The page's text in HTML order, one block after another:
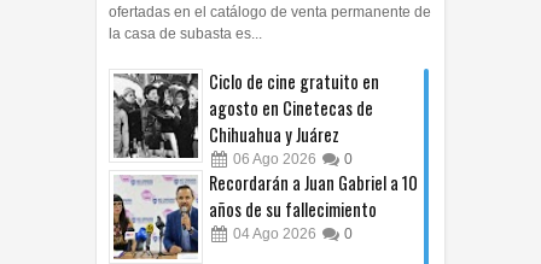
ofertadas en el catálogo de venta permanente de
la casa de subasta es...
Ciclo de cine gratuito en
agosto en Cinetecas de
Chihuahua y Juárez
06 Ago 2026 0
Recordarán a Juan Gabriel a 10
años de su fallecimiento
04Ago 2026 0